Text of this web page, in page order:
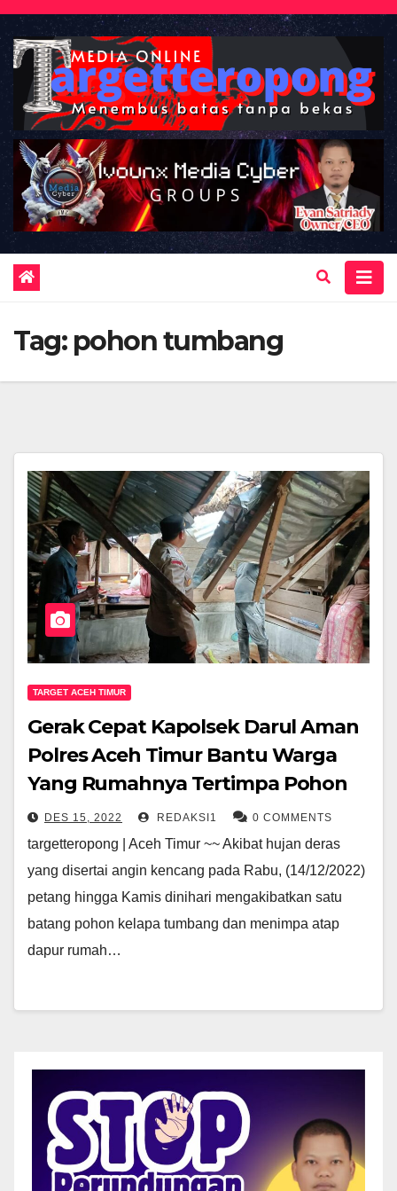
Skip
to
content
Tag: pohon tumbang
TARGET ACEH TIMUR
Gerak Cepat Kapolsek Darul Aman
Polres Aceh Timur Bantu Warga
Yang Rumahnya Tertimpa Pohon
DES 15, 2022 REDAKSI1 0 COMMENTS
targetteropong | Aceh Timur ~~ Akibat hujan deras
yang disertai angin kencang pada Rabu, (14/12/2022)
petang hingga Kamis dinihari mengakibatkan satu
batang pohon kelapa tumbang dan menimpa atap
dapur rumah…